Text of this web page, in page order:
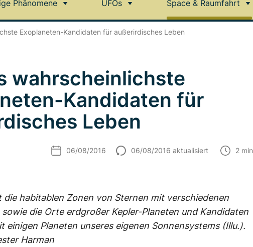
Phänomene UFOs Space & Raumfahrt
Exoplaneten-Kandidaten für außerirdisches Leben
wahrscheinlichste
Kandidaten für
Leben
06/08/2016 06/08/2016 aktualisiert 2 min
die habitablen Zonen von Sternen mit verschiedenen
sowie die Orte erdgroßer Kepler-Planeten und Kandidaten
einigen Planeten unseres eigenen Sonnensystems (Illu.).
Harman